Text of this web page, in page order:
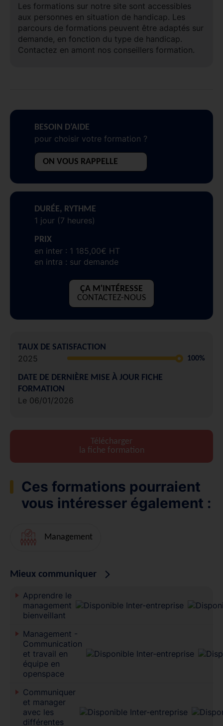
Les formations sur notre site sont accessibles
aux personnes en situation de handicap. Les
parcours de formations peuvent être adaptés sur
demande, en fonction du type de handicap.
Contactez en amont nos conseillers formation.
BESOIN D’AIDE
pour choisir votre formation ?
ON VOUS RAPPELLE
DURÉE, RYTHME
1 jour (7 heures)
PRIX
en inter : 1 185,00€ HT
en intra : sur demande
ÇA M'INTÉRESSE
CONTACTEZ-NOUS
TAUX DE SATISFACTION
2025 100%
DATE DE DERNIÈRE MISE À JOUR FICHE
FORMATION
Le 06/01/2026
Télécharger
la fiche formation
Ces formations pourraient
vous intéresser également :
Management
Mieux communiquer
Apprendre le
management
bienveillant
Management -
Communication
et travail en
équipe en
openspace
Communiquer
et manager
avec les
différentes